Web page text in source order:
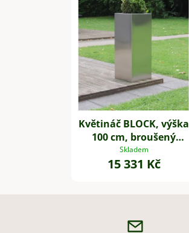
Květináč BLOCK, výška
100 cm, broušený
nerez
Skladem
15 331 Kč